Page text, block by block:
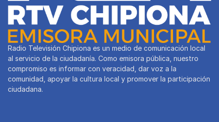
Radio Televisión Chipiona es un medio de comunicación local
al servicio de la ciudadanía. Como emisora pública, nuestro
compromiso es informar con veracidad, dar voz a la
comunidad, apoyar la cultura local y promover la participación
ciudadana.